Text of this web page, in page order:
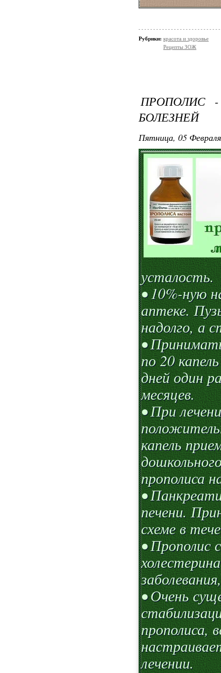
Рубрики: красота и здоровье
Рецепты ЗОЖ
ПРОПОЛИС
БОЛЕЗНЕЙ
Пятница, 05
усталость.
• 10%-ную
аптеке.
надолго, а
•
по 20
дней один
месяцев.
• При
капель
прополиса
•
печени.
схеме в
• Прополис
• Очень
прополиса,
лечении.